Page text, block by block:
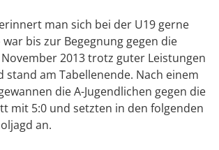
man sich bei der U19 gerne
bis zur Begegnung gegen die
2013 trotz guter Leistungen
stand am Tabellenende. Nach einem
die A-Jugendlichen gegen die
mit 5:0 und setzten in den folgenden
an.